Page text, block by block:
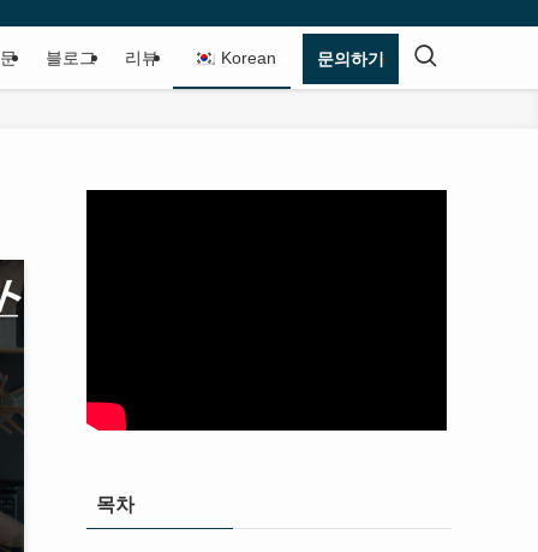
블로그 리뷰 Korean 문의하기
목차